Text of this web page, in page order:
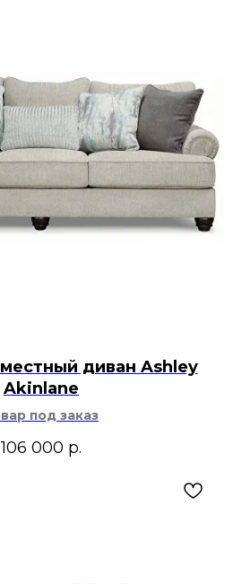
диван Ashley
Akinlane
под заказ
106 000 р.